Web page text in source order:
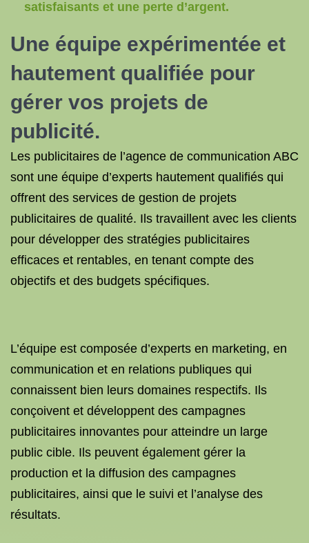
satisfaisants et une perte d’argent.
Une équipe expérimentée et
hautement qualifiée pour
gérer vos projets de
publicité.
Les publicitaires de l’agence de communication ABC
sont une équipe d’experts hautement qualifiés qui
offrent des services de gestion de projets
publicitaires de qualité. Ils travaillent avec les clients
pour développer des stratégies publicitaires
efficaces et rentables, en tenant compte des
objectifs et des budgets spécifiques.
L’équipe est composée d’experts en marketing, en
communication et en relations publiques qui
connaissent bien leurs domaines respectifs. Ils
conçoivent et développent des campagnes
publicitaires innovantes pour atteindre un large
public cible. Ils peuvent également gérer la
production et la diffusion des campagnes
publicitaires, ainsi que le suivi et l’analyse des
résultats.